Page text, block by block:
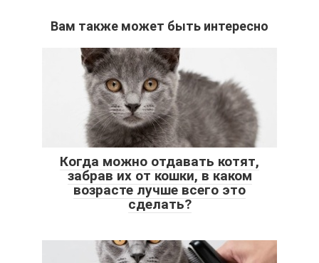
Вам также может быть интересно
Когда можно отдавать котят,
забрав их от кошки, в каком
возрасте лучше всего это
сделать?